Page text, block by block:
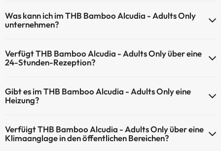
Schwimmbad (dieser Service ist eventuell gebührenpflichtig). Hier
finden Sie weitere Informationen über das Schwimmbad und
Außenpool (Sommersaison)
Außenpool (ganzjährig)
Was kann ich im THB Bamboo Alcudia - Adults Only
unternehmen?
an (einige davon können kostenpflichtig sein):
Verfügt THB Bamboo Alcudia - Adults Only über eine
24-Stunden-Rezeption?
Rezeption.
Gibt es im THB Bamboo Alcudia - Adults Only eine
Heizung?
Gemeinschaftsräumen.
Verfüigt THB Bamboo Alcudia - Adults Only über eine
Klimaanglage in den öffentlichen Bereichen?